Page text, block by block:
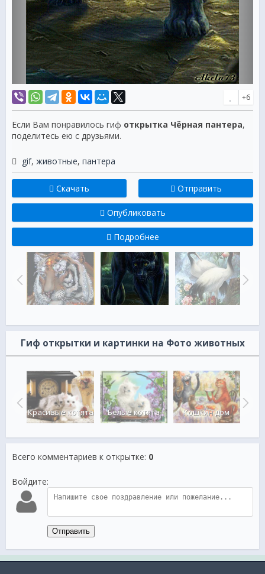
+6
Если Вам понравилось гиф открытка Чёрная пантера,
поделитесь ею с друзьями.
gif, животные, пантера
Скачать Отправить
Опубликовать
Подробнее
Гиф открытки и картинки на Фото животных
Красивые котята Белые котята Кошкин дом
Всего комментариев к открытке: 0
Войдите:
Отправить